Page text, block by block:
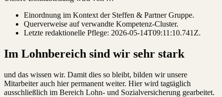
Einordnung im Kontext der Steffen & Partner Gruppe.
Querverweise auf verwandte Kompetenz-Cluster.
Letzte redaktionelle Pflege: 2026-05-14T09:11:10.741Z.
Im Lohnbereich sind wir sehr stark
und das wissen wir. Damit dies so bleibt, bilden wir unsere
Mitarbeiter auch hier permanent weiter. Hier wird tagtäglich
ausschließlich im Bereich Lohn- und Sozialversicherung gearbeitet.